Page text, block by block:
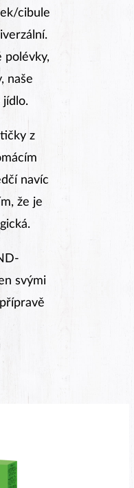
cibule
polévky,
naše
jídlo.
z
navíc
že je
svými